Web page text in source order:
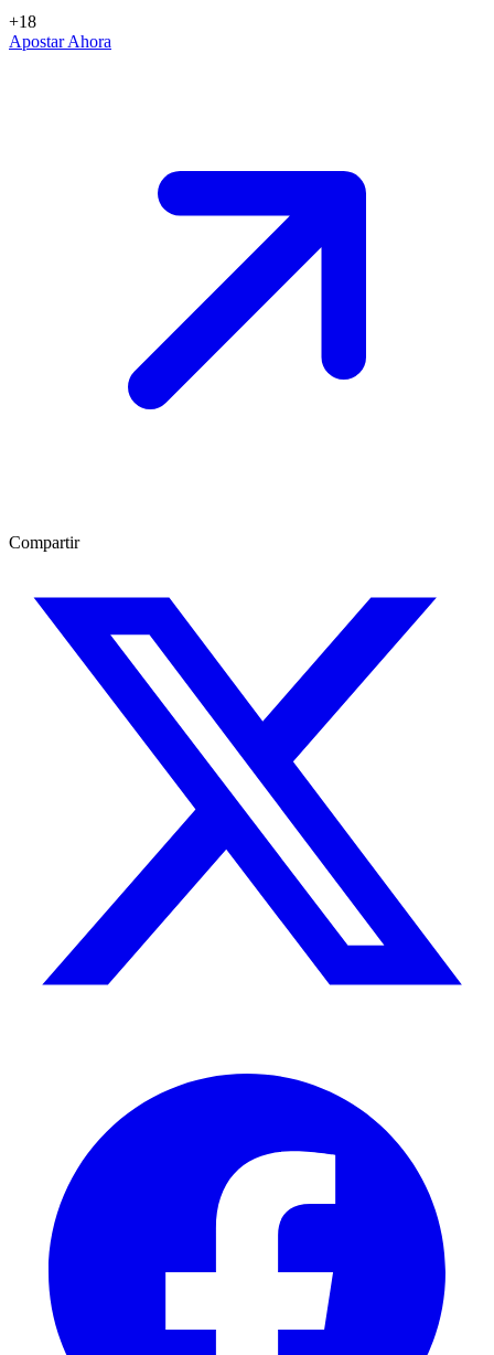
+18
Apostar Ahora
Compartir